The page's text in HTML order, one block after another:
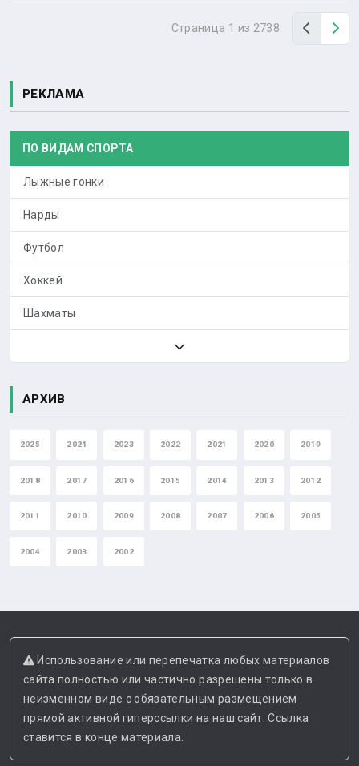
Страница 1 из 2738 Назад
РЕКЛАМА
ПО ВИДАМ СПОРТА
Лыжные гонки
Нарды
Футбол
Хоккей
Шахматы
АРХИВ
2025 2024 2023 2022 2021 2020 2019
2018 2017 2016 2015 2014 2013 2012
2011 2010 2009 2008 2007 2006 2005
2004 2003 2002
Использование или перепечатка любых материалов
сайта полностью или частично разрешены только в
неизменном виде с обязательным размещением
прямой активной гиперссылки на наш сайт. Ссылка
ставится в конце материала.